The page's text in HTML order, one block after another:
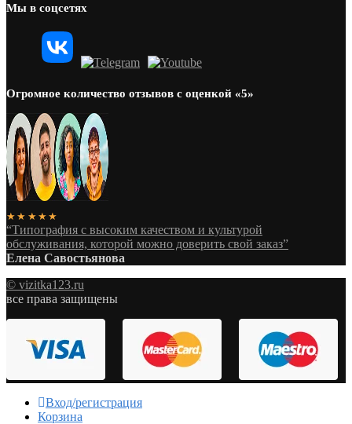
Мы в соцсетях
Огромное количество отзывов с оценкой «5»
★★★★★
“Типография с высоким качеством и культурой
обслуживания, которой можно доверить свой заказ”
Елена Савостьянова
© vizitka123.ru
все права защищены
Вход/регистрация
Корзина